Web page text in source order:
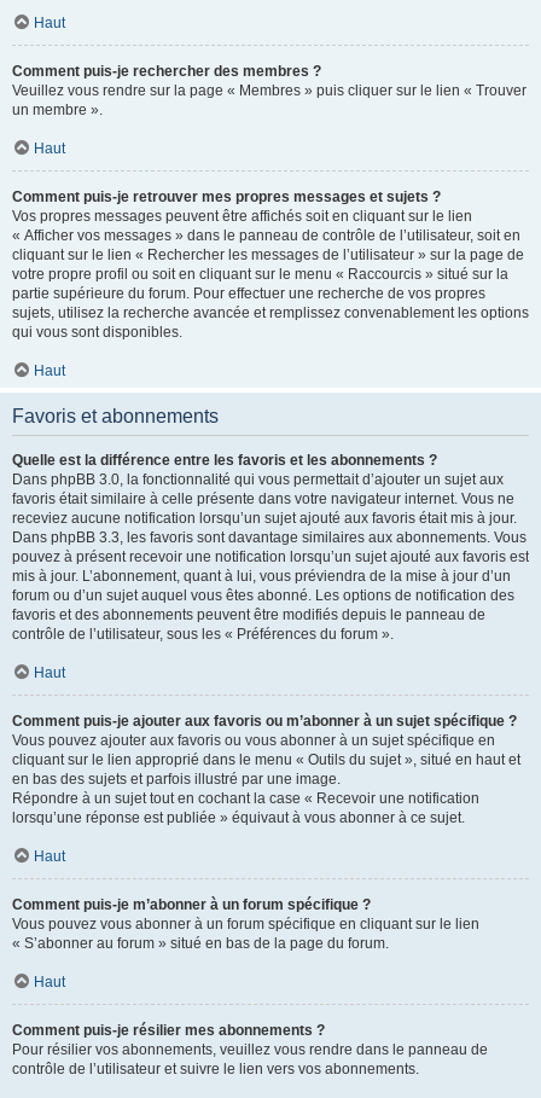
Haut
Comment puis-je rechercher des membres ?
Veuillez vous rendre sur la page « Membres » puis cliquer sur le lien « Trouver
un membre ».
Haut
Comment puis-je retrouver mes propres messages et sujets ?
Vos propres messages peuvent être affichés soit en cliquant sur le lien
« Afficher vos messages » dans le panneau de contrôle de l’utilisateur, soit en
cliquant sur le lien « Rechercher les messages de l’utilisateur » sur la page de
votre propre profil ou soit en cliquant sur le menu « Raccourcis » situé sur la
partie supérieure du forum. Pour effectuer une recherche de vos propres
sujets, utilisez la recherche avancée et remplissez convenablement les options
qui vous sont disponibles.
Haut
Favoris et abonnements
Quelle est la différence entre les favoris et les abonnements ?
Dans phpBB 3.0, la fonctionnalité qui vous permettait d’ajouter un sujet aux
favoris était similaire à celle présente dans votre navigateur internet. Vous ne
receviez aucune notification lorsqu’un sujet ajouté aux favoris était mis à jour.
Dans phpBB 3.3, les favoris sont davantage similaires aux abonnements. Vous
pouvez à présent recevoir une notification lorsqu’un sujet ajouté aux favoris est
mis à jour. L’abonnement, quant à lui, vous préviendra de la mise à jour d’un
forum ou d’un sujet auquel vous êtes abonné. Les options de notification des
favoris et des abonnements peuvent être modifiés depuis le panneau de
contrôle de l’utilisateur, sous les « Préférences du forum ».
Haut
Comment puis-je ajouter aux favoris ou m’abonner à un sujet spécifique ?
Vous pouvez ajouter aux favoris ou vous abonner à un sujet spécifique en
cliquant sur le lien approprié dans le menu « Outils du sujet », situé en haut et
en bas des sujets et parfois illustré par une image.
Répondre à un sujet tout en cochant la case « Recevoir une notification
lorsqu’une réponse est publiée » équivaut à vous abonner à ce sujet.
Haut
Comment puis-je m’abonner à un forum spécifique ?
Vous pouvez vous abonner à un forum spécifique en cliquant sur le lien
« S’abonner au forum » situé en bas de la page du forum.
Haut
Comment puis-je résilier mes abonnements ?
Pour résilier vos abonnements, veuillez vous rendre dans le panneau de
contrôle de l’utilisateur et suivre le lien vers vos abonnements.